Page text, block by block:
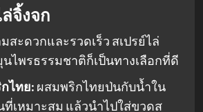
จิ้งจก
สะดวกและรวดเร็ว สเปรย์ไล่
ไพรธรรมชาติก็เป็นทางเลือกที่ดี
ไทย: ผสมพริกไทยป่นกับน้ำใน
ที่เหมาะสม แล้วนำไปใส่ขวดส